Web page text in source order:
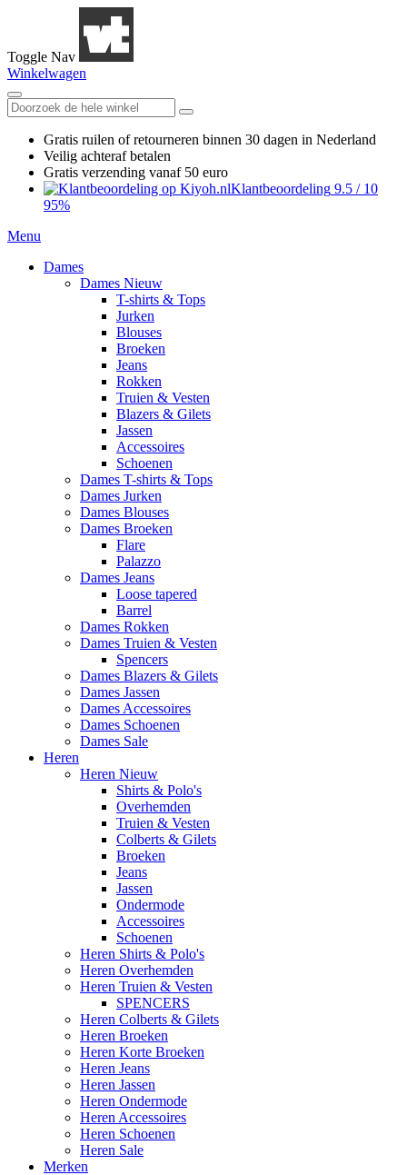
Toggle Nav
Winkelwagen
Gratis ruilen of retourneren binnen 30 dagen in Nederland
Veilig achteraf betalen
Gratis verzending vanaf 50 euro
Klantbeoordeling 9.5 / 10
95%
Menu
Dames
Dames Nieuw
T-shirts & Tops
Jurken
Blouses
Broeken
Jeans
Rokken
Truien & Vesten
Blazers & Gilets
Jassen
Accessoires
Schoenen
Dames T-shirts & Tops
Dames Jurken
Dames Blouses
Dames Broeken
Flare
Palazzo
Dames Jeans
Loose tapered
Barrel
Dames Rokken
Dames Truien & Vesten
Spencers
Dames Blazers & Gilets
Dames Jassen
Dames Accessoires
Dames Schoenen
Dames Sale
Heren
Heren Nieuw
Shirts & Polo's
Overhemden
Truien & Vesten
Colberts & Gilets
Broeken
Jeans
Jassen
Ondermode
Accessoires
Schoenen
Heren Shirts & Polo's
Heren Overhemden
Heren Truien & Vesten
SPENCERS
Heren Colberts & Gilets
Heren Broeken
Heren Korte Broeken
Heren Jeans
Heren Jassen
Heren Ondermode
Heren Accessoires
Heren Schoenen
Heren Sale
Merken